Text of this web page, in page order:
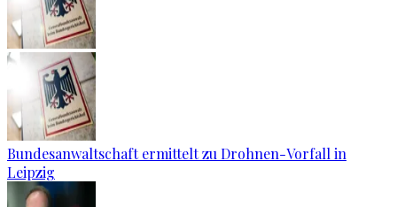
Bundesanwaltschaft ermittelt zu Drohnen-Vorfall in
Leipzig